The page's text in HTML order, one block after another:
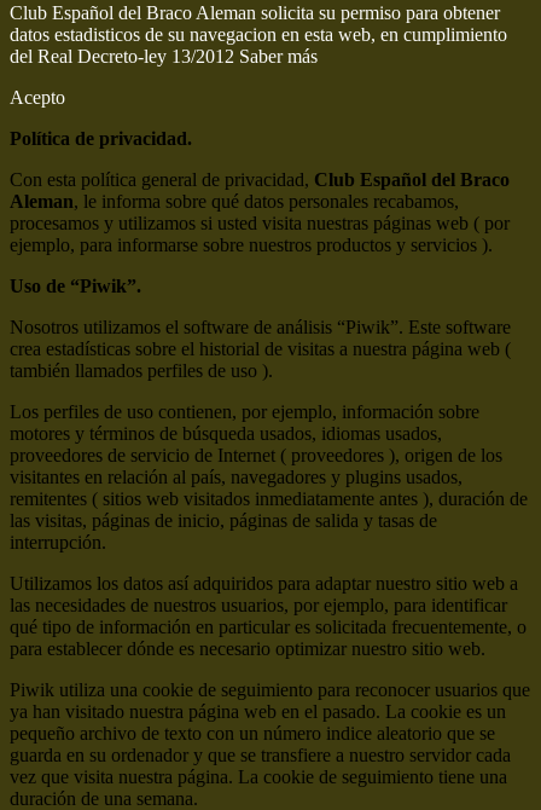
Club Español del Braco Aleman solicita su permiso para obtener
datos estadisticos de su navegacion en esta web, en cumplimiento
del Real Decreto-ley 13/2012 Saber más
Acepto
Política de privacidad.
Con esta política general de privacidad, Club Español del Braco
Aleman, le informa sobre qué datos personales recabamos,
procesamos y utilizamos si usted visita nuestras páginas web ( por
ejemplo, para informarse sobre nuestros productos y servicios ).
Uso de “Piwik”.
Nosotros utilizamos el software de análisis “Piwik”. Este software
crea estadísticas sobre el historial de visitas a nuestra página web (
también llamados perfiles de uso ).
Los perfiles de uso contienen, por ejemplo, información sobre
motores y términos de búsqueda usados, idiomas usados,
proveedores de servicio de Internet ( proveedores ), origen de los
visitantes en relación al país, navegadores y plugins usados,
remitentes ( sitios web visitados inmediatamente antes ), duración de
las visitas, páginas de inicio, páginas de salida y tasas de
interrupción.
Utilizamos los datos así adquiridos para adaptar nuestro sitio web a
las necesidades de nuestros usuarios, por ejemplo, para identificar
qué tipo de información en particular es solicitada frecuentemente, o
para establecer dónde es necesario optimizar nuestro sitio web.
Piwik utiliza una cookie de seguimiento para reconocer usuarios que
ya han visitado nuestra página web en el pasado. La cookie es un
pequeño archivo de texto con un número indice aleatorio que se
guarda en su ordenador y que se transfiere a nuestro servidor cada
vez que visita nuestra página. La cookie de seguimiento tiene una
duración de una semana.